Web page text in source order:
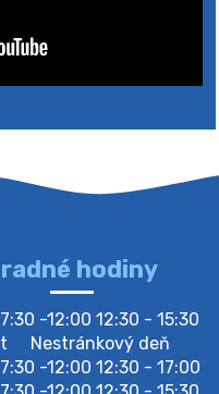
stredu 05. augusta
a lakosokat,
hodiny
7:30 -12:00 12:30 - 15:30
Nestránkový deň
7:30 -12:00 12:30 - 17:00